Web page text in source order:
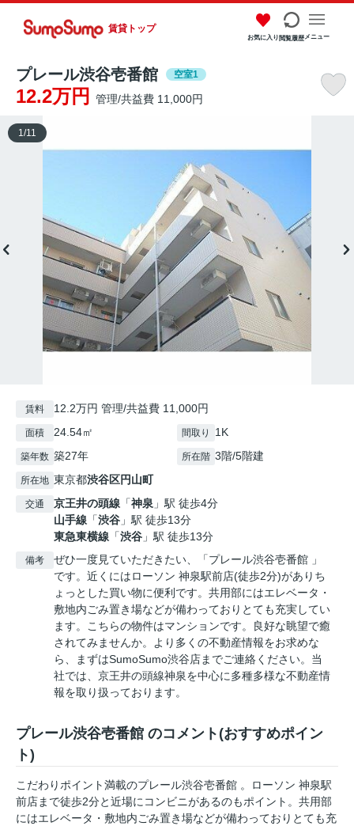
賃貸トップ
お気に入り閲覧履歴メニュー
プレール渋谷壱番館 空室1
12.2万円 管理/共益費 11,000円
1 /11
賃料 12.2万円 管理/共益費 11,000円
面積 24.54㎡ 間取り 1K
築年数 築27年 所在階 3階/5階建
所在地 東京都渋谷区円山町
交通 京王井の頭線 「神泉 」駅 徒歩4分
山手線 「渋谷 」駅 徒歩13分
東急東横線 「渋谷 」駅 徒歩13分
備考
ぜひ一度見ていただきたい、「プレール渋谷壱番館 」
です。近くにはローソン 神泉駅前店(徒歩2分)がありち
ょっとした買い物に便利です。共用部にはエレベータ・
敷地内ごみ置き場などが備わっておりとても充実してい
ます。こちらの物件はマンションです。良好な眺望で癒
されてみませんか。より多くの不動産情報をお求めな
ら、まずはSumoSumo渋谷店までご連絡ください。当
社では、京王井の頭線神泉を中心に多種多様な不動産情
報を取り扱っております。
プレール渋谷壱番館 のコメント(おすすめポイン
ト)
こだわりポイント満載のプレール渋谷壱番館 。ローソン 神泉駅
前店まで徒歩2分と近場にコンビニがあるのもポイント。共用部
にはエレベータ・敷地内ごみ置き場などが備わっておりとても充